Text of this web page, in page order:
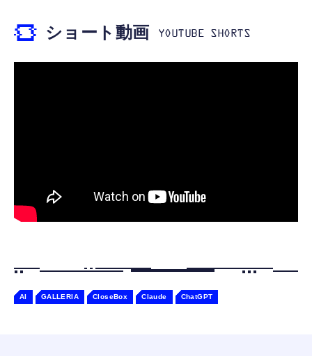
￥999
ジングベース付き ロペット 充電ベース付き
ショート動画
AI GALLERIA CloseBox Claude ChatGPT